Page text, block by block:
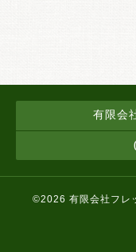
有限会
©2026 有限会社フレ